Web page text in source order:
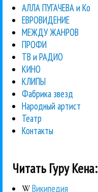
АЛЛА ПУГАЧЕВА и Ко
ЕВРОВИДЕНИЕ
МЕЖДУ ЖАНРОВ
ПРОФИ
ТВ и РАДИО
КИНО
КЛИПЫ
Фабрика звезд
Народный артист
Театр
Контакты
Читать Гуру Кена:
Википедия